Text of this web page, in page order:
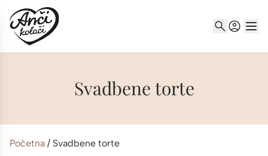
Svadbene torte
Početna / Svadbene torte